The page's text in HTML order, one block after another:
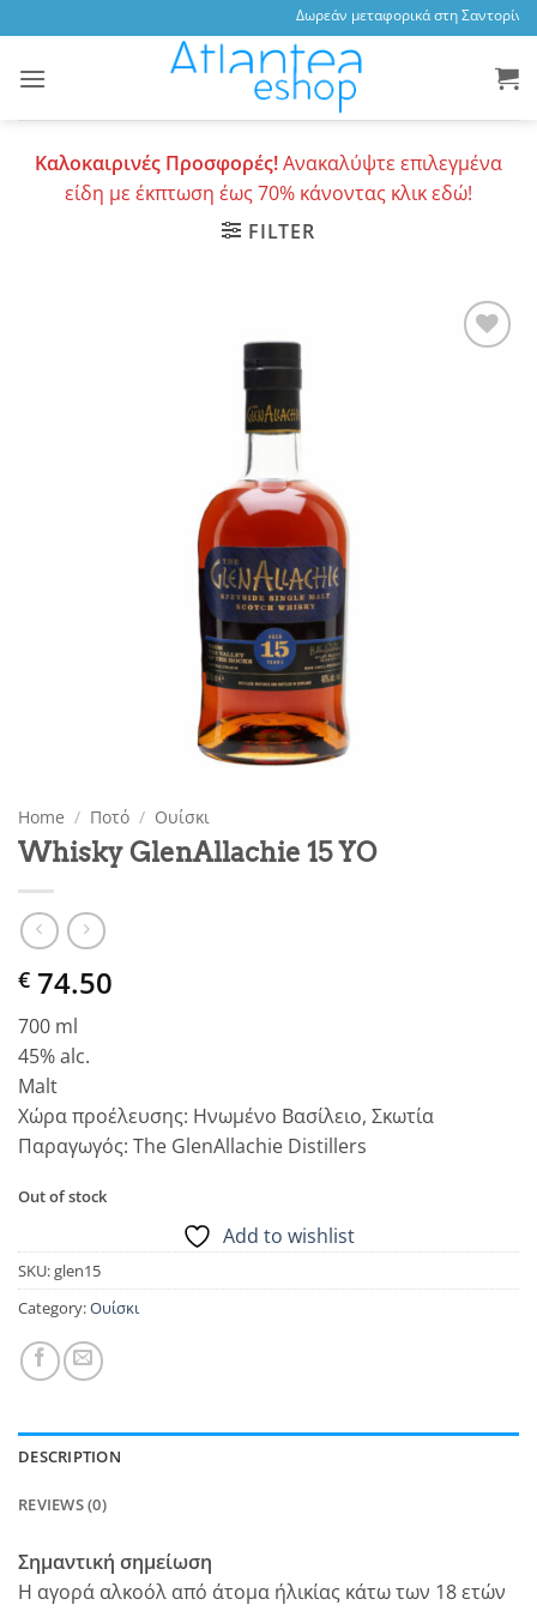
to
content
Δωρεάν μεταφορικά στη
Καλοκαιρινές Προσφορές!Ανακαλύψτε επιλεγμένα
είδη με έκπτωση έως 70% κάνοντας κλικ εδώ!
FILTER
Home / Ποτό / Ουίσκι
Whisky GlenAllachie 15 YO
€ 74.50
700 ml
45% alc.
Malt
Χώρα προέλευσης: Ηνωμένο Βασίλειο, Σκωτία
Παραγωγός: The GlenAllachie Distillers
Out of stock
Add to wishlist
SKU:glen15
Category:Ουίσκι
DESCRIPTION
REVIEWS (0)
Σημαντική σημείωση
Η αγορά αλκοόλ από άτομα ήλικίας κάτω των 18 ετών